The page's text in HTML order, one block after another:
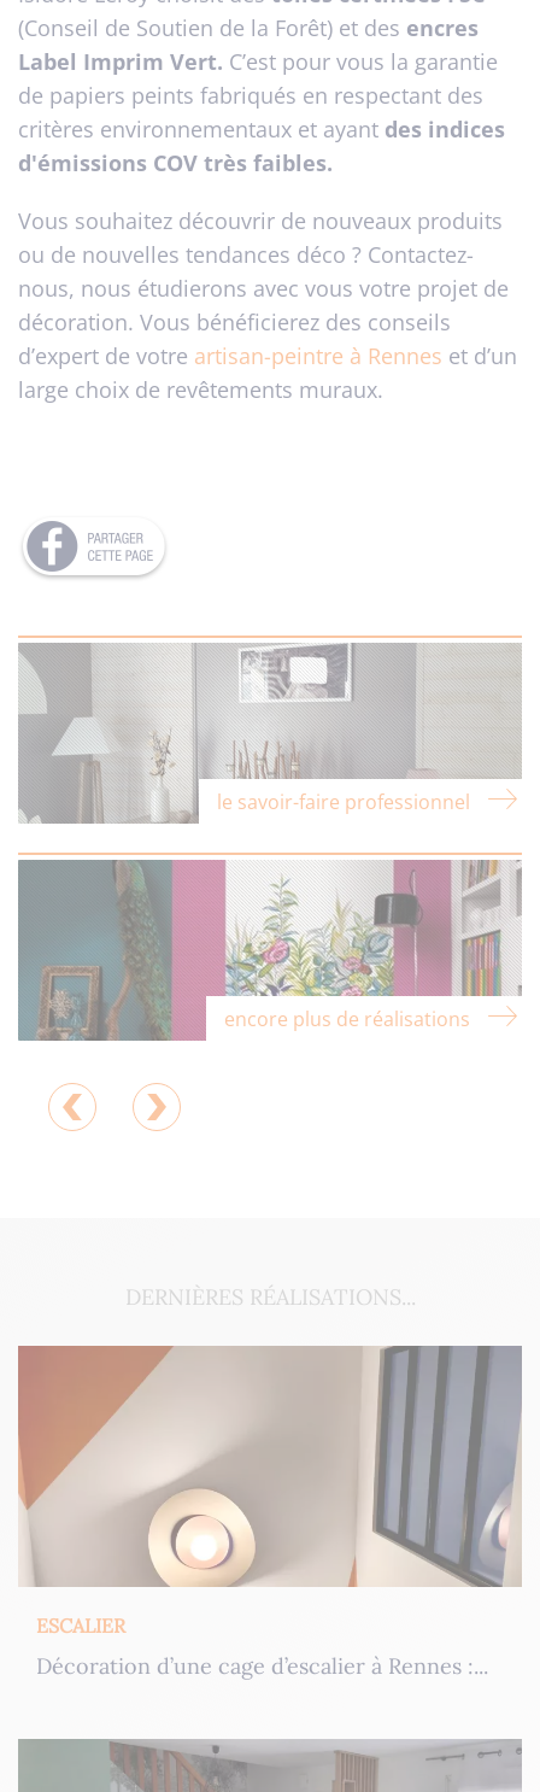
(Conseil de Soutien de la Forêt) et des encres
Label Imprim Vert. C’est pour vous la garantie
de papiers peints fabriqués en respectant des
critères environnementaux et ayant des indices
d'émissions COV très faibles.
Vous souhaitez découvrir de nouveaux produits
ou de nouvelles tendances déco ? Contactez-
nous, nous étudierons avec vous votre projet de
décoration. Vous bénéficierez des conseils
d’expert de votre artisan-peintre à Rennes et d’un
large choix de revêtements muraux.
le savoir-faire professionnel
encore plus de réalisations
DERNIÈRES RÉALISATIONS...
ESCALIER
Décoration d’une cage d’escalier à Rennes :...